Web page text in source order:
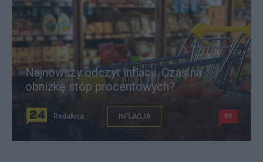
Najnowszy odczyt inflacji. Czas na
obniżkę stóp procentowych?
Redakcja INFLACJA 89